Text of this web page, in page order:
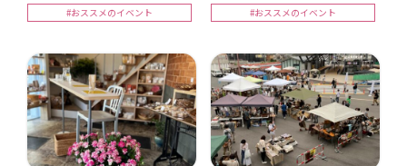
#おススメのイベント #おススメのイベント